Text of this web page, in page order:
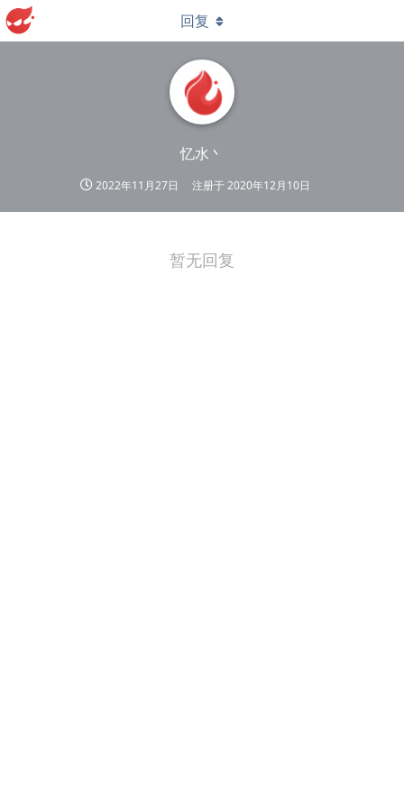
忆水丶
2022年11月27日 注册于2020年12月10日
回复
暂无回复